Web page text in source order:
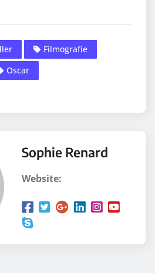
Filmografie
Oscar
Sophie Renard
Website: